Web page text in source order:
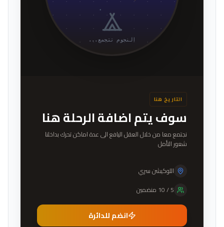
النجوم تتجمع...
التاريخ هنا
سوف يتم اضافة الرحلة هنا
نجتمع معا من خلال العقل اليافع الى عدة اماكن تحرك بداخلنا
شعور التأمل
اللوكيشن سري
5
/
10 منضمين
انضم للدائرة